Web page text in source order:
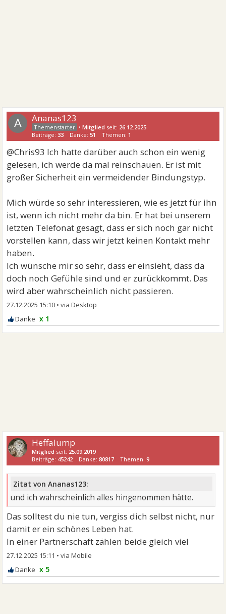
A Ananas123
•Mitglied seit: 26.12.2025
Beiträge: 33 Danke: 51 Themen: 1
@Chris93 Ich hatte darüber auch schon ein wenig
gelesen, ich werde da mal reinschauen. Er ist mit
großer Sicherheit ein vermeidender Bindungstyp.
Mich würde so sehr interessieren, wie es jetzt für ihn
ist, wenn ich nicht mehr da bin. Er hat bei unserem
letzten Telefonat gesagt, dass er sich noch gar nicht
vorstellen kann, dass wir jetzt keinen Kontakt mehr
haben.
Ich wünsche mir so sehr, dass er einsieht, dass da
doch noch Gefühle sind und er zurückkommt. Das
wird aber wahrscheinlich nicht passieren.
27.12.2025 15:10 •
x 1
Heffalump
Mitglied seit: 25.09.2019
Beiträge: 45242 Danke:80817 Themen:9
Zitat von Ananas123:
und ich wahrscheinlich alles hingenommen hätte.
Das solltest du nie tun, vergiss dich selbst nicht, nur
damit er ein schönes Leben hat.
In einer Partnerschaft zählen beide gleich viel
27.12.2025 15:11 •
x 5